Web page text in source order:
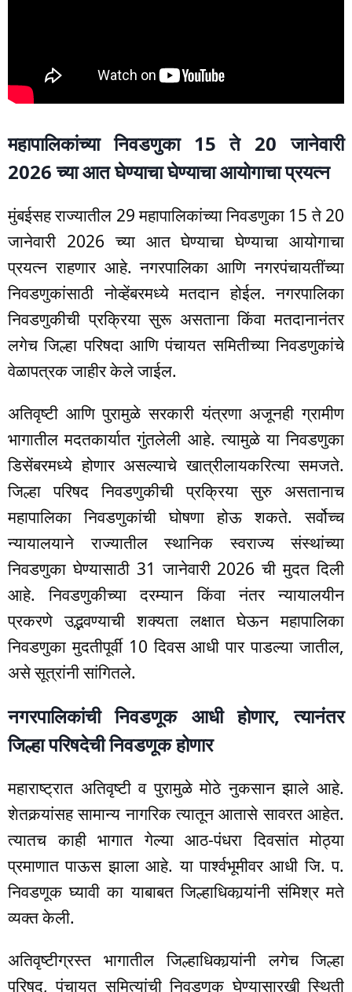
महापालिकांच्या निवडणुका 15 ते 20 जानेवारी
2026 च्या आत घेण्याचा घेण्याचा आयोगाचा प्रयत्न
मुंबईसह राज्यातील 29 महापालिकांच्या निवडणुका 15 ते 20
जानेवारी 2026 च्या आत घेण्याचा घेण्याचा आयोगाचा
प्रयत्न राहणार आहे. नगरपालिका आणि नगरपंचायतींच्या
निवडणुकांसाठी नोव्हेंबरमध्ये मतदान होईल. नगरपालिका
निवडणुकीची प्रक्रिया सुरू असताना किंवा मतदानानंतर
लगेच जिल्हा परिषदा आणि पंचायत समितीच्या निवडणुकांचे
वेळापत्रक जाहीर केले जाईल.
अतिवृष्टी आणि पुरामुळे सरकारी यंत्रणा अजूनही ग्रामीण
भागातील मदतकार्यात गुंतलेली आहे. त्यामुळे या निवडणुका
डिसेंबरमध्ये होणार असल्याचे खात्रीलायकरित्या समजते.
जिल्हा परिषद निवडणुकीची प्रक्रिया सुरु असतानाच
महापालिका निवडणुकांची घोषणा होऊ शकते. सर्वोच्च
न्यायालयाने राज्यातील स्थानिक स्वराज्य संस्थांच्या
निवडणुका घेण्यासाठी 31 जानेवारी 2026 ची मुदत दिली
आहे. निवडणुकीच्या दरम्यान किंवा नंतर न्यायालयीन
प्रकरणे उद्भवण्याची शक्यता लक्षात घेऊन महापालिका
निवडणुका मुदतीपूर्वी 10 दिवस आधी पार पाडल्या जातील,
असे सूत्रांनी सांगितले.
नगरपालिकांची निवडणूक आधी होणार, त्यानंतर
जिल्हा परिषदेची निवडणूक होणार
महाराष्ट्रात अतिवृष्टी व पुरामुळे मोठे नुकसान झाले आहे.
शेतकर्‍यांसह सामान्य नागरिक त्यातून आतासे सावरत आहेत.
त्यातच काही भागात गेल्या आठ-पंधरा दिवसांत मोठ्या
प्रमाणात पाऊस झाला आहे. या पार्श्वभूमीवर आधी जि. प.
निवडणूक घ्यावी का याबाबत जिल्हाधिकार्‍यांनी संमिश्र मते
व्यक्त केली.
अतिवृष्टीग्रस्त भागातील जिल्हाधिकार्‍यांनी लगेच जिल्हा
परिषद, पंचायत समित्यांची निवडणूक घेण्यासारखी स्थिती